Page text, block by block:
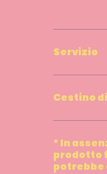
Servizio
Cestino
* In
prodotto
potrebbe